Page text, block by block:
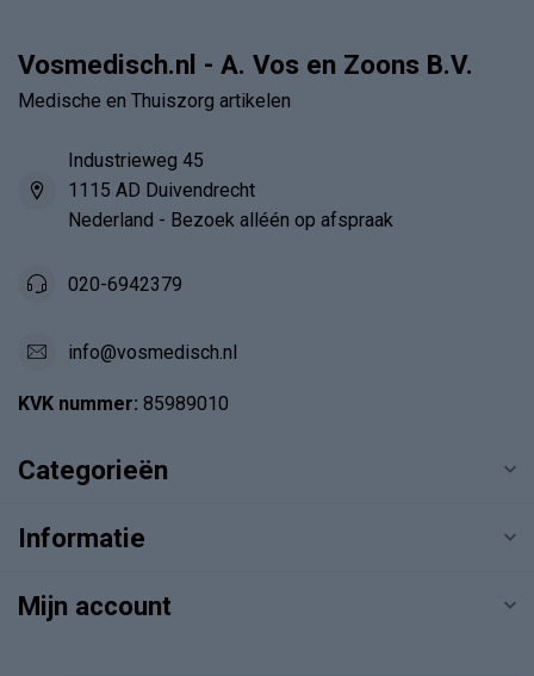
Vosmedisch.nl - A. Vos en Zoons B.V.
Medische en Thuiszorg artikelen
Industrieweg 45
1115 AD Duivendrecht
Nederland - Bezoek alléén op afspraak
020-6942379
info@vosmedisch.nl
KVK nummer: 85989010
Categorieën
Informatie
Mijn account